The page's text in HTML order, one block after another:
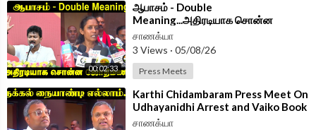
00:02:33
⁣ஆபாசம் - Double
Meaning...அதிரடியாக சொன்ன
Jothimani | Congress | Udhayanidhi
Arrest
சாணக்யா
3 Views · 05/08/26
Press Meets
⁣Karthi Chidambaram Press Meet On
Udhayanidhi Arrest and Vaiko Book
Launch | TVK Govt | Congress
சாணக்யா